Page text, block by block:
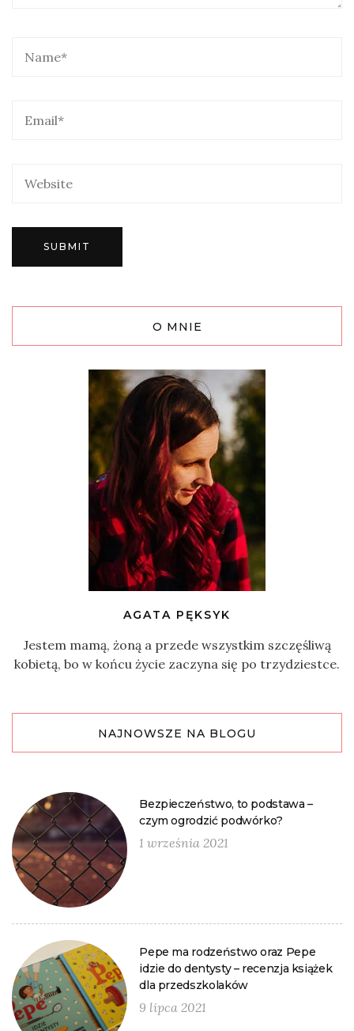
O MNIE
AGATA PĘKSYK
Jestem mamą, żoną a przede wszystkim szczęśliwą
kobietą, bo w końcu życie zaczyna się po trzydziestce.
NAJNOWSZE NA BLOGU
Bezpieczeństwo, to podstawa –
czym ogrodzić podwórko?
1 września 2021
Pepe ma rodzeństwo oraz Pepe
idzie do dentysty – recenzja książek
dla przedszkolaków
9 lipca 2021